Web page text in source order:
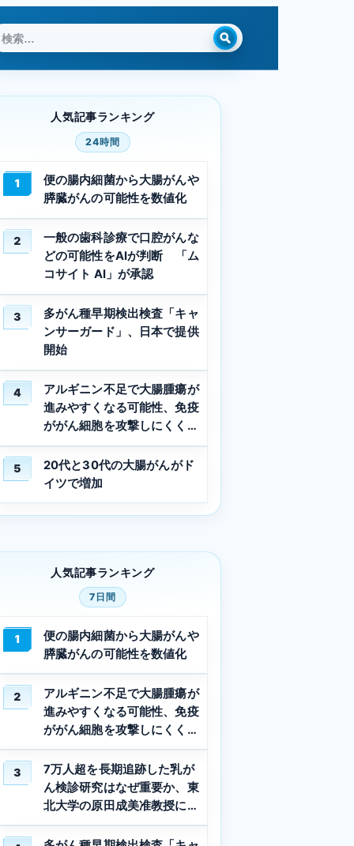
検
人気記事ランキング
24時間
1
便の腸内細菌から大腸がんや
膵臓がんの可能性を数値化
2
一般の歯科診療で口腔がんな
どの可能性をAIが判断 「ム
コサイト AI」が承認
3
多がん種早期検出検査「キャ
ンサーガード」、日本で提供
開始
4
アルギニン不足で大腸腫瘍が
進みやすくなる可能性、免疫
ががん細胞を攻撃しにくくな
る仕組みを解明
5
20代と30代の大腸がんがド
イツで増加
人気記事ランキング
7日間
1
便の腸内細菌から大腸がんや
膵臓がんの可能性を数値化
2
アルギニン不足で大腸腫瘍が
進みやすくなる可能性、免疫
ががん細胞を攻撃しにくくな
る仕組みを解明
3
7万人超を長期追跡した乳が
ん検診研究はなぜ重要か、東
北大学の原田成美准教授に聞
く Vol.3